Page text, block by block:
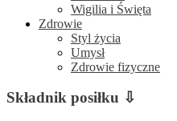
Wigilia i Święta
Zdrowie
Styl życia
Umysł
Zdrowie fizyczne
Składnik posiłku ⇩